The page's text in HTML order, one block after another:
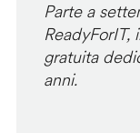
Parte a
gratuita
anni.